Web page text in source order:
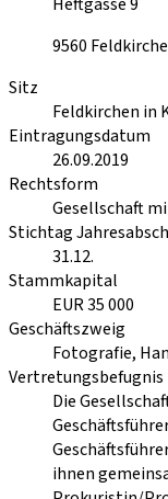
9560
Sitz
Feldkirchen in
Eintragungsdatum
26.09.2019
Rechtsform
Gesellschaft
Stichtag
31.12.
Stammkapital
EUR 35 000
Geschäftszweig
Fotografie,
Vertretungsbefugnis
Die
ihnen